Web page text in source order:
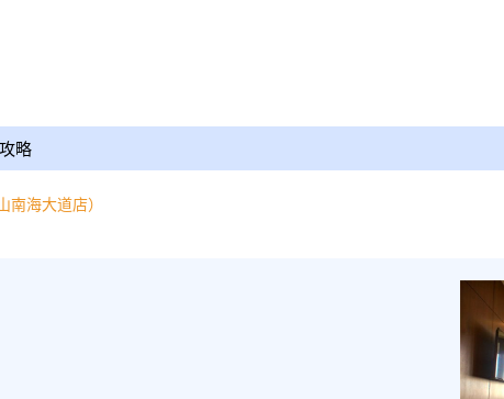
攻略
海大道店）